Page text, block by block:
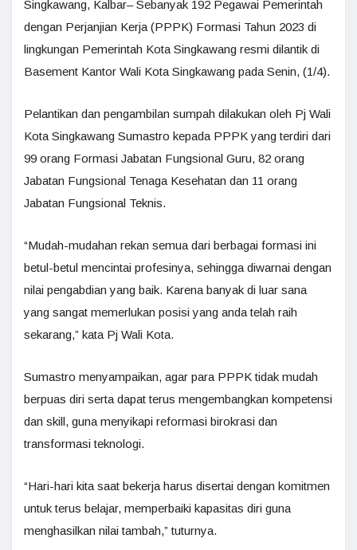
Singkawang, Kalbar– Sebanyak 192 Pegawai Pemerintah
dengan Perjanjian Kerja (PPPK) Formasi Tahun 2023 di
lingkungan Pemerintah Kota Singkawang resmi dilantik di
Basement Kantor Wali Kota Singkawang pada Senin, (1/4).
Pelantikan dan pengambilan sumpah dilakukan oleh Pj Wali
Kota Singkawang Sumastro kepada PPPK yang terdiri dari
99 orang Formasi Jabatan Fungsional Guru, 82 orang
Jabatan Fungsional Tenaga Kesehatan dan 11 orang
Jabatan Fungsional Teknis.
“Mudah-mudahan rekan semua dari berbagai formasi ini
betul-betul mencintai profesinya, sehingga diwarnai dengan
nilai pengabdian yang baik. Karena banyak di luar sana
yang sangat memerlukan posisi yang anda telah raih
sekarang,” kata Pj Wali Kota.
Sumastro menyampaikan, agar para PPPK tidak mudah
berpuas diri serta dapat terus mengembangkan kompetensi
dan skill, guna menyikapi reformasi birokrasi dan
transformasi teknologi.
“Hari-hari kita saat bekerja harus disertai dengan komitmen
untuk terus belajar, memperbaiki kapasitas diri guna
menghasilkan nilai tambah,” tuturnya.